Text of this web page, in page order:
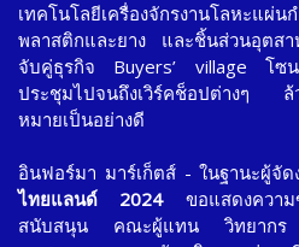
เทคโนโลยีเครื่องจักรงานโลหะแผ่
พลาสติกและยาง และชิ้นส่วนอุตส
จับคู่ธุรกิจ Buyers’ village โซ
ประชุมไปจนถึงเวิร์คช็อปต่างๆ ล้ว
หมายเป็นอย่างดี
อินฟอร์มา มาร์เก็ตส์ - ในฐานะผู้จัด
ไทยแลนด์ 2024ขอแสดงความ
สนับสนุน คณะผู้แทน วิทยากร